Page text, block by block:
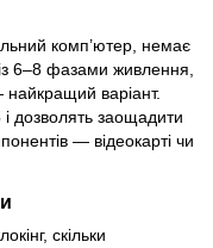
комп’ютер, немає
6–8 фазами живлення,
варіант.
і дозволять заощадити
— відеокарті чи
скільки